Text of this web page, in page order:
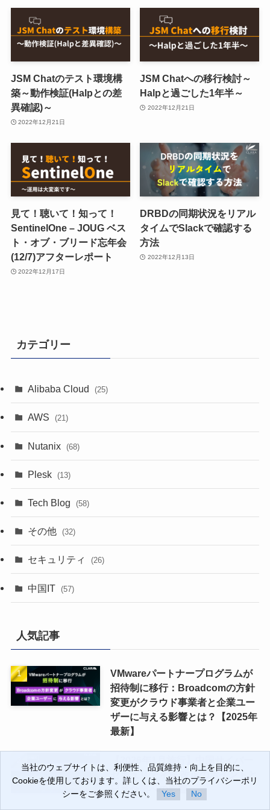
JSM Chatのテスト環境構
築～動作検証(Halpとの差
異確認)～
2022年12月21日
JSM Chatへの移行検討～
Halpと過ごした1年半～
2022年12月21日
見て！聴いて！知って！
SentinelOne – JOUG ベス
ト・オブ・ブリード忘年会
(12/7)アフターレポート
2022年12月17日
DRBDの同期状況をリアル
タイムでSlackで確認する
方法
2022年12月13日
カテゴリー
Alibaba Cloud (25)
AWS (21)
Nutanix (68)
Plesk (13)
Tech Blog (58)
その他 (32)
セキュリティ (26)
中国IT (57)
人気記事
VMwareパートナープログラムが
招待制に移行：Broadcomの方針
変更がクラウド事業者と企業ユー
ザーに与える影響とは？【2025年
最新】
セキュリティ法 改正のポイントと
日系企業への影響
当社のウェブサイトは、利便性、品質維持・向上を目的に、
Cookieを使用しております。詳しくは、当社のプライバシーポリ
シーをご参照ください。
Yes No
当社のウェブサイトは、利便性、品質維持・向上を目的に、
Cookieを使用しております。詳しくは、当社のプライバシーポリ
シーをご参照ください。
Yes No